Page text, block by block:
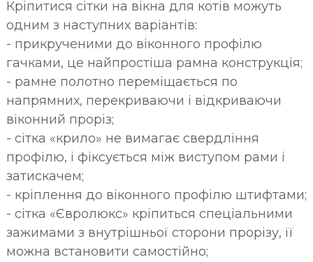
Кріпитися сітки на вікна для котів можуть
одним з наступних варіантів:
- прикрученими до віконного профілю
гачками, це найпростіша рамна конструкція;
- рамне полотно переміщається по
напрямних, перекриваючи і відкриваючи
віконний проріз;
- сітка «крило» не вимагає свердління
профілю, і фіксується між виступом рами і
затискачем;
- кріплення до віконного профілю штифтами;
- сітка «Євролюкс» кріпиться спеціальними
зажимами з внутрішньої сторони прорізу, її
можна встановити самостійно;